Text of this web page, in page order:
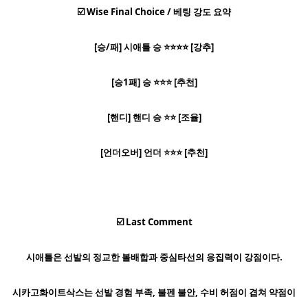
☑️ Wise Final Choice / 베팅 강도 요약
[승/패] 시애틀 승 ⭐⭐⭐⭐ [강추]
[승1패] 승 ⭐⭐⭐ [추천]
[핸디] 핸디 승 ⭐⭐ [조율]
[언더오버] 언더 ⭐⭐⭐ [추천]
☑️ Last Comment
시애틀은 선발의 정교한 볼배합과 중심타선의 응집력이 강점이다.
시카고화이트삭스는 선발 경험 부족, 불펜 불안, 수비 허점이 겹쳐 약점이